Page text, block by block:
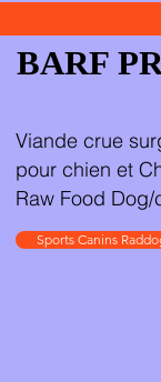
BARF
Viande crue
pour chien et
Raw Food Dog/
Sports Canins